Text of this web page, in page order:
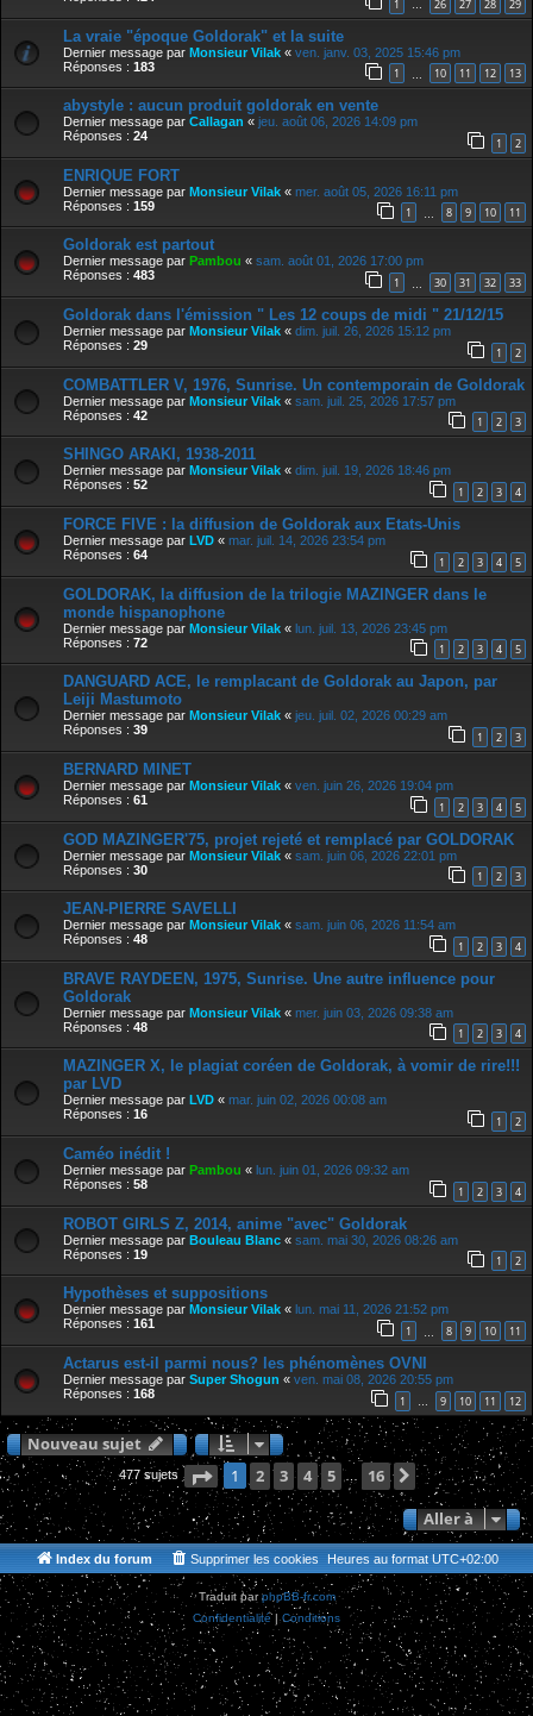
1 26 27 28 29
La vraie "époque Goldorak" et la suite
Dernier message par Monsieur Vilak « ven. janv. 03, 2025 15:46 pm
Réponses : 183 1 10 11 12 13
abystyle : aucun produit goldorak en vente
Dernier message par Callagan « jeu. août 06, 2026 14:09 pm
Réponses : 24 1 2
ENRIQUE FORT
Dernier message par Monsieur Vilak « mer. août 05, 2026 16:11 pm
Réponses : 159 1 8 9 10 11
Goldorak est partout
Dernier message par Pambou « sam. août 01, 2026 17:00 pm
Réponses : 483 1 30 31 32 33
Goldorak dans l'émission " Les 12 coups de midi " 21/12/15
Dernier message par Monsieur Vilak « dim. juil. 26, 2026 15:12 pm
Réponses : 29 1 2
COMBATTLER V, 1976, Sunrise. Un contemporain de Goldorak
Dernier message par Monsieur Vilak « sam. juil. 25, 2026 17:57 pm
Réponses : 42 1 2 3
SHINGO ARAKI, 1938-2011
Dernier message par Monsieur Vilak « dim. juil. 19, 2026 18:46 pm
Réponses : 52 1 2 3 4
FORCE FIVE : la diffusion de Goldorak aux Etats-Unis
Dernier message par LVD « mar. juil. 14, 2026 23:54 pm
Réponses : 64 1 2 3 4 5
GOLDORAK, la diffusion de la trilogie MAZINGER dans le
monde hispanophone
Dernier message par Monsieur Vilak « lun. juil. 13, 2026 23:45 pm
Réponses : 72 1 2 3 4 5
DANGUARD ACE, le remplacant de Goldorak au Japon, par
Leiji Mastumoto
Dernier message par Monsieur Vilak « jeu. juil. 02, 2026 00:29 am
Réponses : 39 1 2 3
BERNARD MINET
Dernier message par Monsieur Vilak « ven. juin 26, 2026 19:04 pm
Réponses : 61 1 2 3 4 5
GOD MAZINGER'75, projet rejeté et remplacé par GOLDORAK
Dernier message par Monsieur Vilak « sam. juin 06, 2026 22:01 pm
Réponses : 30 1 2 3
JEAN-PIERRE SAVELLI
Dernier message par Monsieur Vilak « sam. juin 06, 2026 11:54 am
Réponses : 48 1 2 3 4
BRAVE RAYDEEN, 1975, Sunrise. Une autre influence pour
Goldorak
Dernier message par Monsieur Vilak « mer. juin 03, 2026 09:38 am
Réponses : 48 1 2 3 4
MAZINGER X, le plagiat coréen de Goldorak, à vomir de rire!!!
par LVD
Dernier message par LVD « mar. juin 02, 2026 00:08 am
Réponses : 16 1 2
Caméo inédit !
Dernier message par Pambou « lun. juin 01, 2026 09:32 am
Réponses : 58 1 2 3 4
ROBOT GIRLS Z, 2014, anime "avec" Goldorak
Dernier message par Bouleau Blanc « sam. mai 30, 2026 08:26 am
Réponses : 19 1 2
Hypothèses et suppositions
Dernier message par Monsieur Vilak « lun. mai 11, 2026 21:52 pm
Réponses : 161 1 8 9 10 11
Actarus est-il parmi nous? les phénomènes OVNI
Dernier message par Super Shogun « ven. mai 08, 2026 20:55 pm
Réponses : 168 1 … 9 10 11 12
Nouveau sujet
477 sujets Page 1sur 16
1 2 3 4 5 … 16
Suivante
Aller à
Index du forum Heures au format UTC+02:00
Supprimer les cookies
Traduit parphpBB-fr.com
Confidentialité|Conditions